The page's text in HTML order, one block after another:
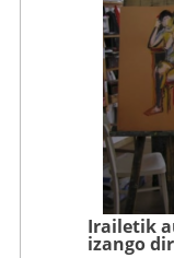
Irailetik
izango